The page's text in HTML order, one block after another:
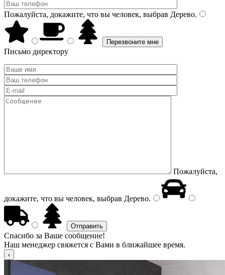
Пожалуйста, докажите, что вы человек, выбрав Дерево.
Письмо директору
Пожалуйста,
докажите, что вы человек, выбрав Дерево.
Спасибо за Ваше сообщение!
Наш менеджер свяжется с Вами в ближайшее время.